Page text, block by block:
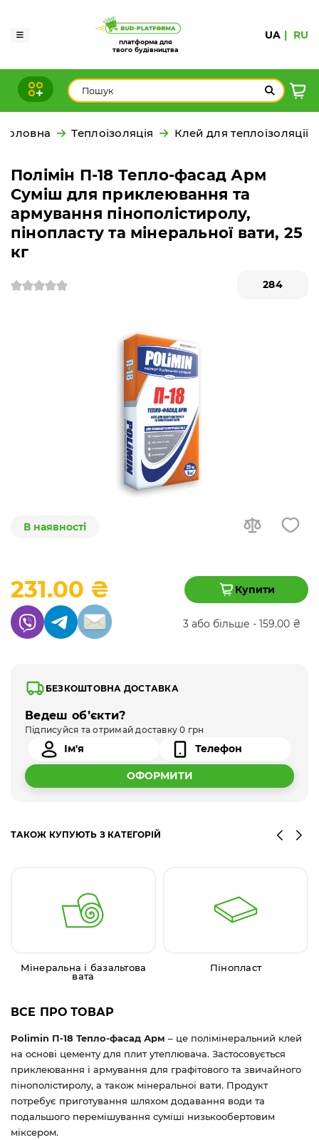
платформа для
твого будівництва
UA RU
Головна Теплоізоляція Клей для теплоізоляції
Полімін П-18 Тепло-фасад Арм
Суміш для приклеювання та
армування пінополістиролу,
пінопласту та мінеральної вати, 25
кг
284
В наявності
231.00 ₴ Купити
3 або більше - 159.00 ₴
БЕЗКОШТОВНА ДОСТАВКА
Ведеш об’єкти?
Підписуйся та отримай доставку 0 грн
ОФОРМИТИ
ТАКОЖ КУПУЮТЬ З КАТЕГОРІЙ
Мінеральна і базальтова
вата
Пінопласт
ВСЕ ПРО ТОВАР
Polimin П-18 Тепло-фасад Арм – це полімінеральний клей
на основі цементу для плит утеплювача. Застосовується
приклеювання і армування для графітового та звичайного
пінополістиролу, а також мінеральної вати. Продукт
потребує приготування шляхом додавання води та
подальшого перемішування суміші низькообертовим
міксером.